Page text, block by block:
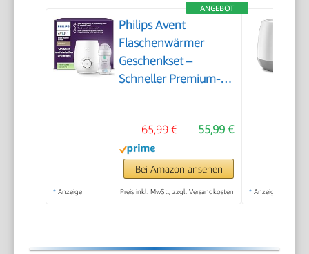
ANGEBOT
Philips Avent
Flaschenwärmer
Geschenkset –
Schneller Premium-
Babyflasche,
intelligente
Temperaturregelung,
automatische
55,99 €
65,99 €
Bei Amazon ansehen
* Anzeige Preis inkl. MwSt., zzgl. Versandkosten * Anzeige